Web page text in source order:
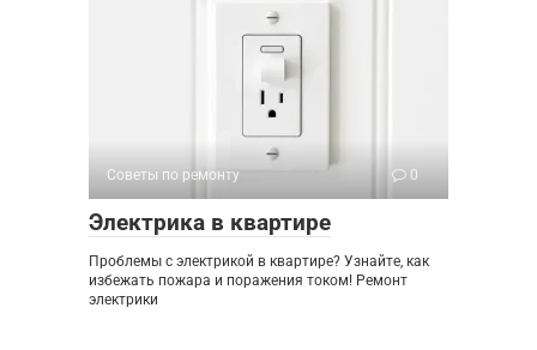
Советы по ремонту 0
Электрика в квартире
Проблемы с электрикой в квартире? Узнайте, как
избежать пожара и поражения током! Ремонт
электрики